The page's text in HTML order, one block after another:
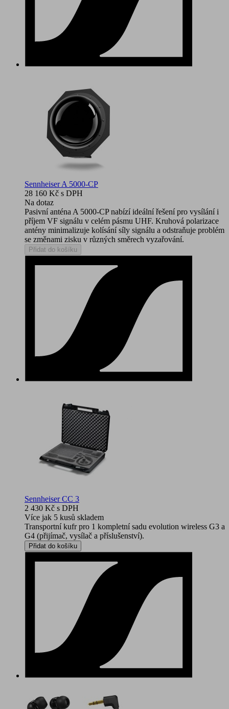
Sennheiser A 5000-CP
28 160 Kč s DPH
Na dotaz
Pasivní anténa A 5000-CP nabízí ideální řešení pro vysílání i
příjem VF signálu v celém pásmu UHF. Kruhová polarizace
antény minimalizuje kolísání síly signálu a odstraňuje problém
se změnami zisku v různých směrech vyzařování.
Přidat do košíku
Sennheiser CC 3
2 430 Kč s DPH
Více jak 5 kusů skladem
Transportní kufr pro 1 kompletní sadu evolution wireless G3 a
G4 (přijímač, vysílač a příslušenství).
Přidat do košíku